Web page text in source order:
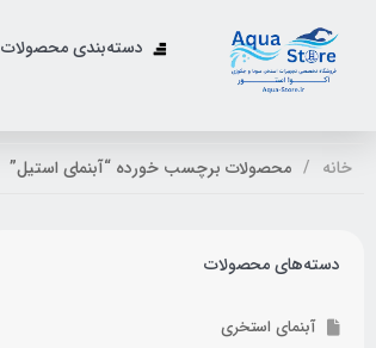
دسته‌بندی محصولات
خانه محصولات برچسب خورده “آبنمای استیل”
دسته‌های محصولات
آبنمای استخری